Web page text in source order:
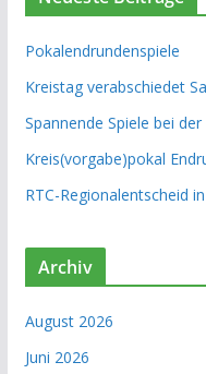
Pokalendrundenspiele
Kreistag verabschiedet
Spannende Spiele bei
Kreis(vorgabe)pokal
RTC-Regionalentscheid
Archiv
August 2026
Juni 2026